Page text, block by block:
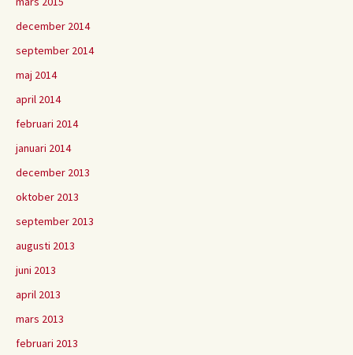
december 2014
september 2014
maj 2014
april 2014
februari 2014
januari 2014
december 2013
oktober 2013
september 2013
augusti 2013
juni 2013
april 2013
mars 2013
februari 2013